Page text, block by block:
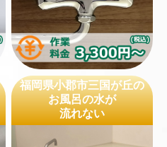
福岡県小郡市三国が丘の
お風呂の水が
流れない